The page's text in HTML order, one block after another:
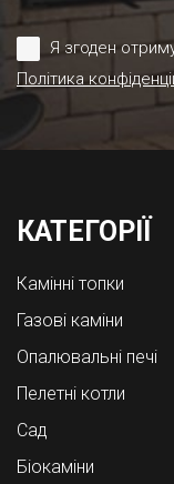
Я згоден
Політика
КАТЕГОРІЇ
Камінні топки
Газові каміни
Опалювальні печі
Пелетні котли
Cад
Біокаміни